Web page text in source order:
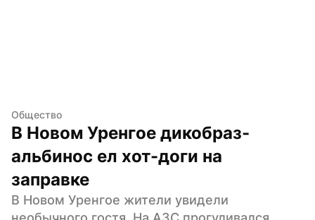
Общество
В Новом Уренгое дикобраз-
альбинос ел хот-доги на
заправке
В Новом Уренгое жители увидели